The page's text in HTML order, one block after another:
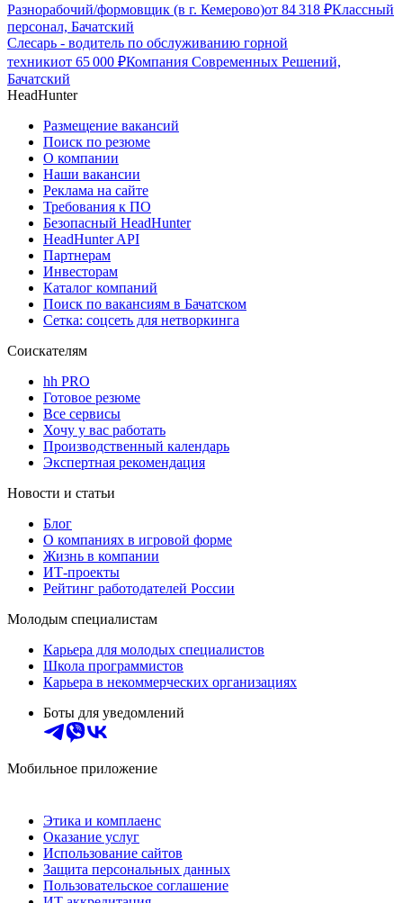
Разнорабочий/формовщик (в г. Кемерово)от 84 318 ₽Классный
персонал, Бачатский
Слесарь - водитель по обслуживанию горной
техникиот 65 000 ₽Компания Современных Решений,
Бачатский
HeadHunter
Размещение вакансий
Поиск по резюме
О компании
Наши вакансии
Реклама на сайте
Требования к ПО
Безопасный HeadHunter
HeadHunter API
Партнерам
Инвесторам
Каталог компаний
Поиск по вакансиям в Бачатском
Сетка: соцсеть для нетворкинга
Соискателям
hh PRO
Готовое резюме
Все сервисы
Хочу у вас работать
Производственный календарь
Экспертная рекомендация
Новости и статьи
Блог
О компаниях в игровой форме
Жизнь в компании
ИТ-проекты
Рейтинг работодателей России
Молодым специалистам
Карьера для молодых специалистов
Школа программистов
Карьера в некоммерческих организациях
Боты для уведомлений
Мобильное приложение
Этика и комплаенс
Оказание услуг
Использование сайтов
Защита персональных данных
Пользовательское соглашение